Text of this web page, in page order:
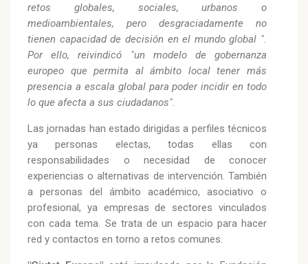
retos globales, sociales, urbanos o
medioambientales, pero desgraciadamente no
tienen capacidad de decisión en el mundo global ".
Por ello, reivindicó "un modelo de gobernanza
europeo que permita al ámbito local tener más
presencia a escala global para poder incidir en todo
lo que afecta a sus ciudadanos".
Las jornadas han estado dirigidas a perfiles técnicos
ya personas electas, todas ellas con
responsabilidades o necesidad de conocer
experiencias o alternativas de intervención. También
a personas del ámbito académico, asociativo o
profesional, ya empresas de sectores vinculados
con cada tema. Se trata de un espacio para hacer
red y contactos en torno a retos comunes.